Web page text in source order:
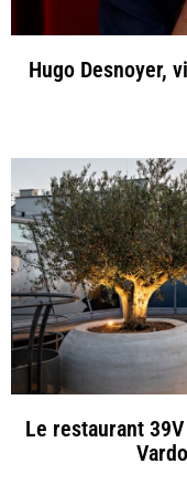
Hugo Desnoyer,
Le restaurant